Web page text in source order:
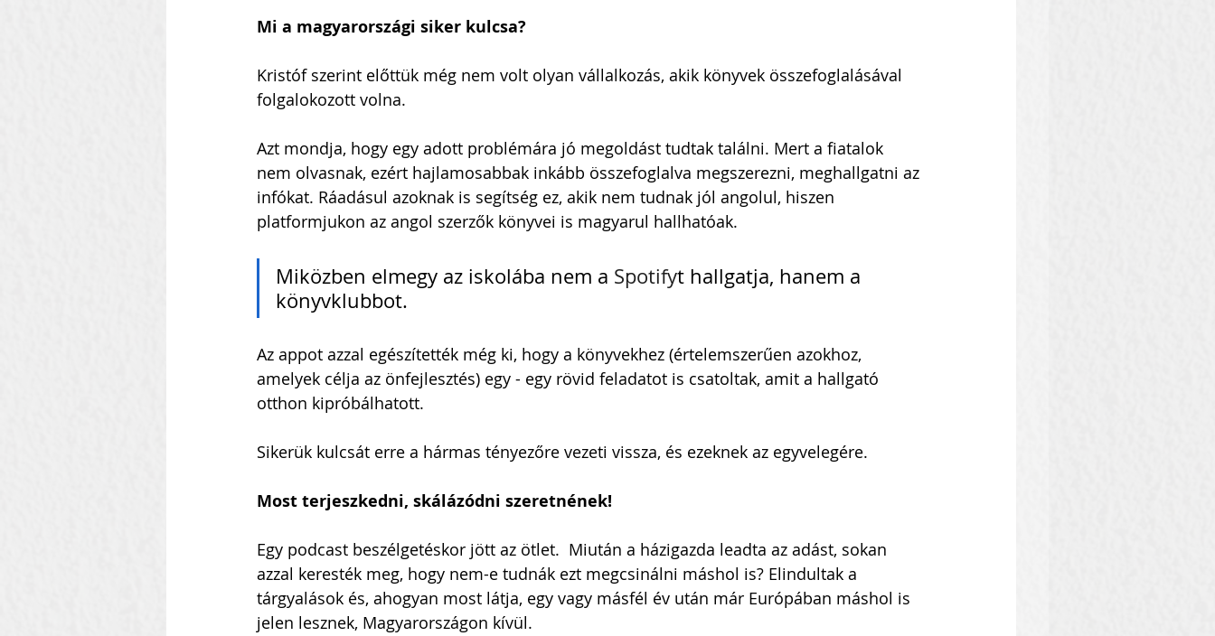
Mi a magyarországi siker kulcsa?
Kristóf szerint előttük még nem volt olyan vállalkozás, akik könyvek összefoglalásával
folgalokozott volna.
Azt mondja, hogy egy adott problémára jó megoldást tudtak találni. Mert a fiatalok
nem olvasnak, ezért hajlamosabbak inkább összefoglalva megszerezni, meghallgatni az
infókat. Ráadásul azoknak is segítség ez, akik nem tudnak jól angolul, hiszen
platformjukon az angol szerzők könyvei is magyarul hallhatóak.
Miközben elmegy az iskolába nem a Spotifyt hallgatja, hanem a
könyvklubbot.
Az appot azzal egészítették még ki, hogy a könyvekhez (értelemszerűen azokhoz,
amelyek célja az önfejlesztés) egy - egy rövid feladatot is csatoltak, amit a hallgató
otthon kipróbálhatott.
Sikerük kulcsát erre a hármas tényezőre vezeti vissza, és ezeknek az egyvelegére.
Most terjeszkedni, skálázódni szeretnének!
Egy podcast beszélgetéskor jött az ötlet.  Miután a házigazda leadta az adást, sokan
azzal keresték meg, hogy nem-e tudnák ezt megcsinálni máshol is? Elindultak a
tárgyalások és, ahogyan most látja, egy vagy másfél év után már Európában máshol is
jelen lesznek, Magyarországon kívül.